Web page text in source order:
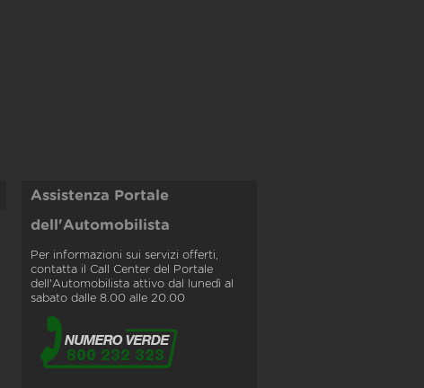
Assistenza Portale
dell'Automobilista
Per informazioni sui servizi offerti,
contatta il Call Center del Portale
dell'Automobilista attivo dal lunedì al
sabato dalle 8.00 alle 20.00